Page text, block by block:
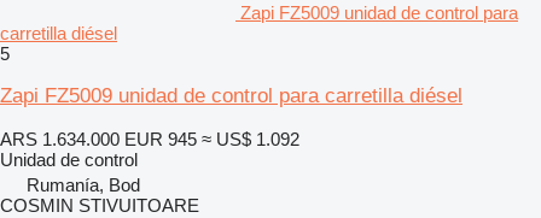
Zapi FZ5009 unidad de control para
carretilla diésel
5
Zapi FZ5009 unidad de control para carretilla diésel
ARS 1.634.000 EUR 945 ≈ US$ 1.092
Unidad de control
Rumanía, Bod
COSMIN STIVUITOARE